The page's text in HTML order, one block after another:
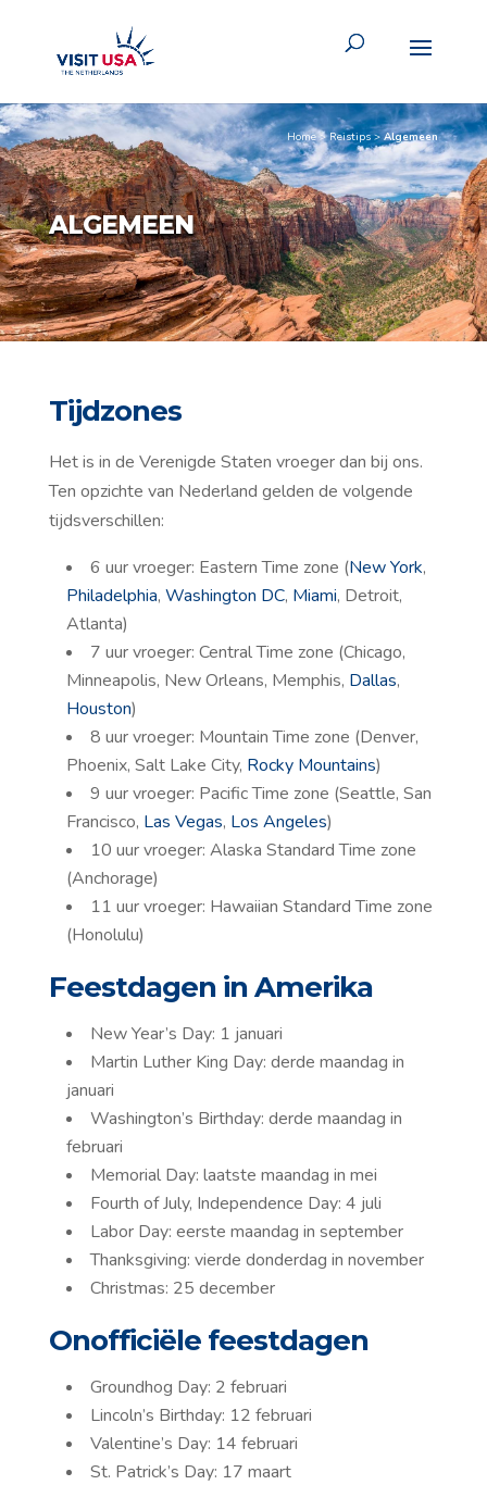
Home>Reistips>Algemeen
ALGEMEEN
Tijdzones
Het is in de Verenigde Staten vroeger dan bij ons.
Ten opzichte van Nederland gelden de volgende
tijdsverschillen:
6 uur vroeger: Eastern Time zone (New York,
Philadelphia, Washington DC, Miami, Detroit,
Atlanta)
7 uur vroeger: Central Time zone (Chicago,
Minneapolis, New Orleans, Memphis, Dallas,
Houston)
8 uur vroeger: Mountain Time zone (Denver,
Phoenix, Salt Lake City, Rocky Mountains)
9 uur vroeger: Pacific Time zone (Seattle, San
Francisco, Las Vegas, Los Angeles)
10 uur vroeger: Alaska Standard Time zone
(Anchorage)
11 uur vroeger: Hawaiian Standard Time zone
(Honolulu)
Feestdagen in Amerika
New Year’s Day: 1 januari
Martin Luther King Day: derde maandag in
januari
Washington’s Birthday: derde maandag in
februari
Memorial Day: laatste maandag in mei
Fourth of July, Independence Day: 4 juli
Labor Day: eerste maandag in september
Thanksgiving: vierde donderdag in november
Christmas: 25 december
Onofficiële feestdagen
Groundhog Day: 2 februari
Lincoln’s Birthday: 12 februari
Valentine’s Day: 14 februari
St. Patrick’s Day: 17 maart